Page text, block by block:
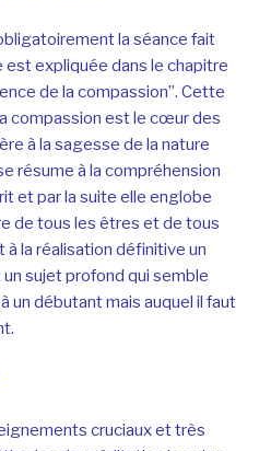
la séance fait
est expliquée dans le chapitre
de la compassion”. Cette
compassion est le cœur des
à la sagesse de la nature
résume à la compréhension
et par la suite elle englobe
de tous les êtres et de tous
la réalisation définitive un
un sujet profond qui semble
un débutant mais auquel il faut
cruciaux et très